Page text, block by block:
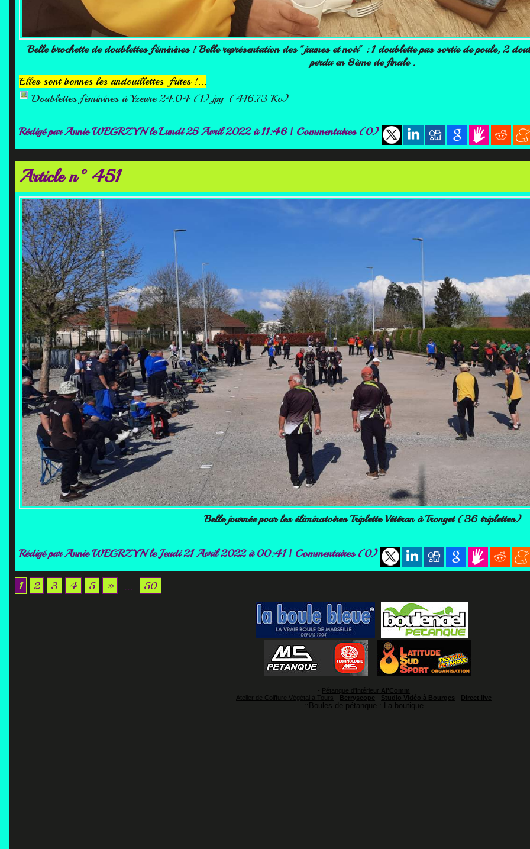
Belle brochette de doublettes féminines ! Belle représentation des "jaunes et noir" : 1 doublette pas sortie de poule, 2
perdu en 8ème de finale .
Elles sont bonnes les andouillettes-frites !...
Doublettes féminines à Yzeure 24.04 (1).jpg (416.73 Ko)
Rédigé parAnnie WEGRZYNle Lundi 25 Avril 2022 à 11:46 | Commentaires (0)
Article n°451
Belle journée pour les éliminatoires Triplette Vétéran à Tronget (36 triplettes)
Rédigé parAnnie WEGRZYNle Jeudi 21 Avril 2022 à 00:41 | Commentaires (0)
1 2 3 4 5 » ... 50
- Pétanque d'Intérieur Al'Comm
Atelier de Coiffure Végétal à Tours - Berryscope - Studio Vidéo à Bourges - Direct live
:: Boules de pétanque : La boutique